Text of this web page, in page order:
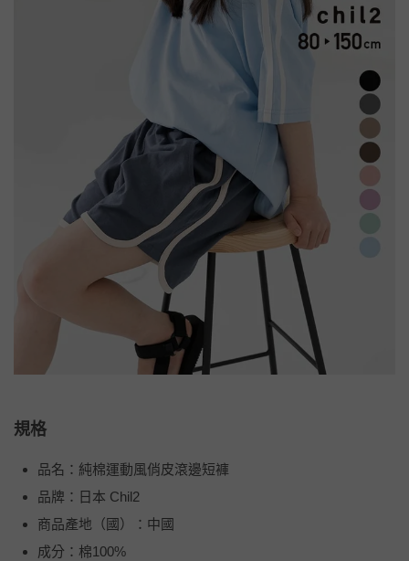
規格
品名：純棉運動風俏皮滾邊短褲
品牌：日本 Chil2
商品產地（國）：中國
成分：棉100%